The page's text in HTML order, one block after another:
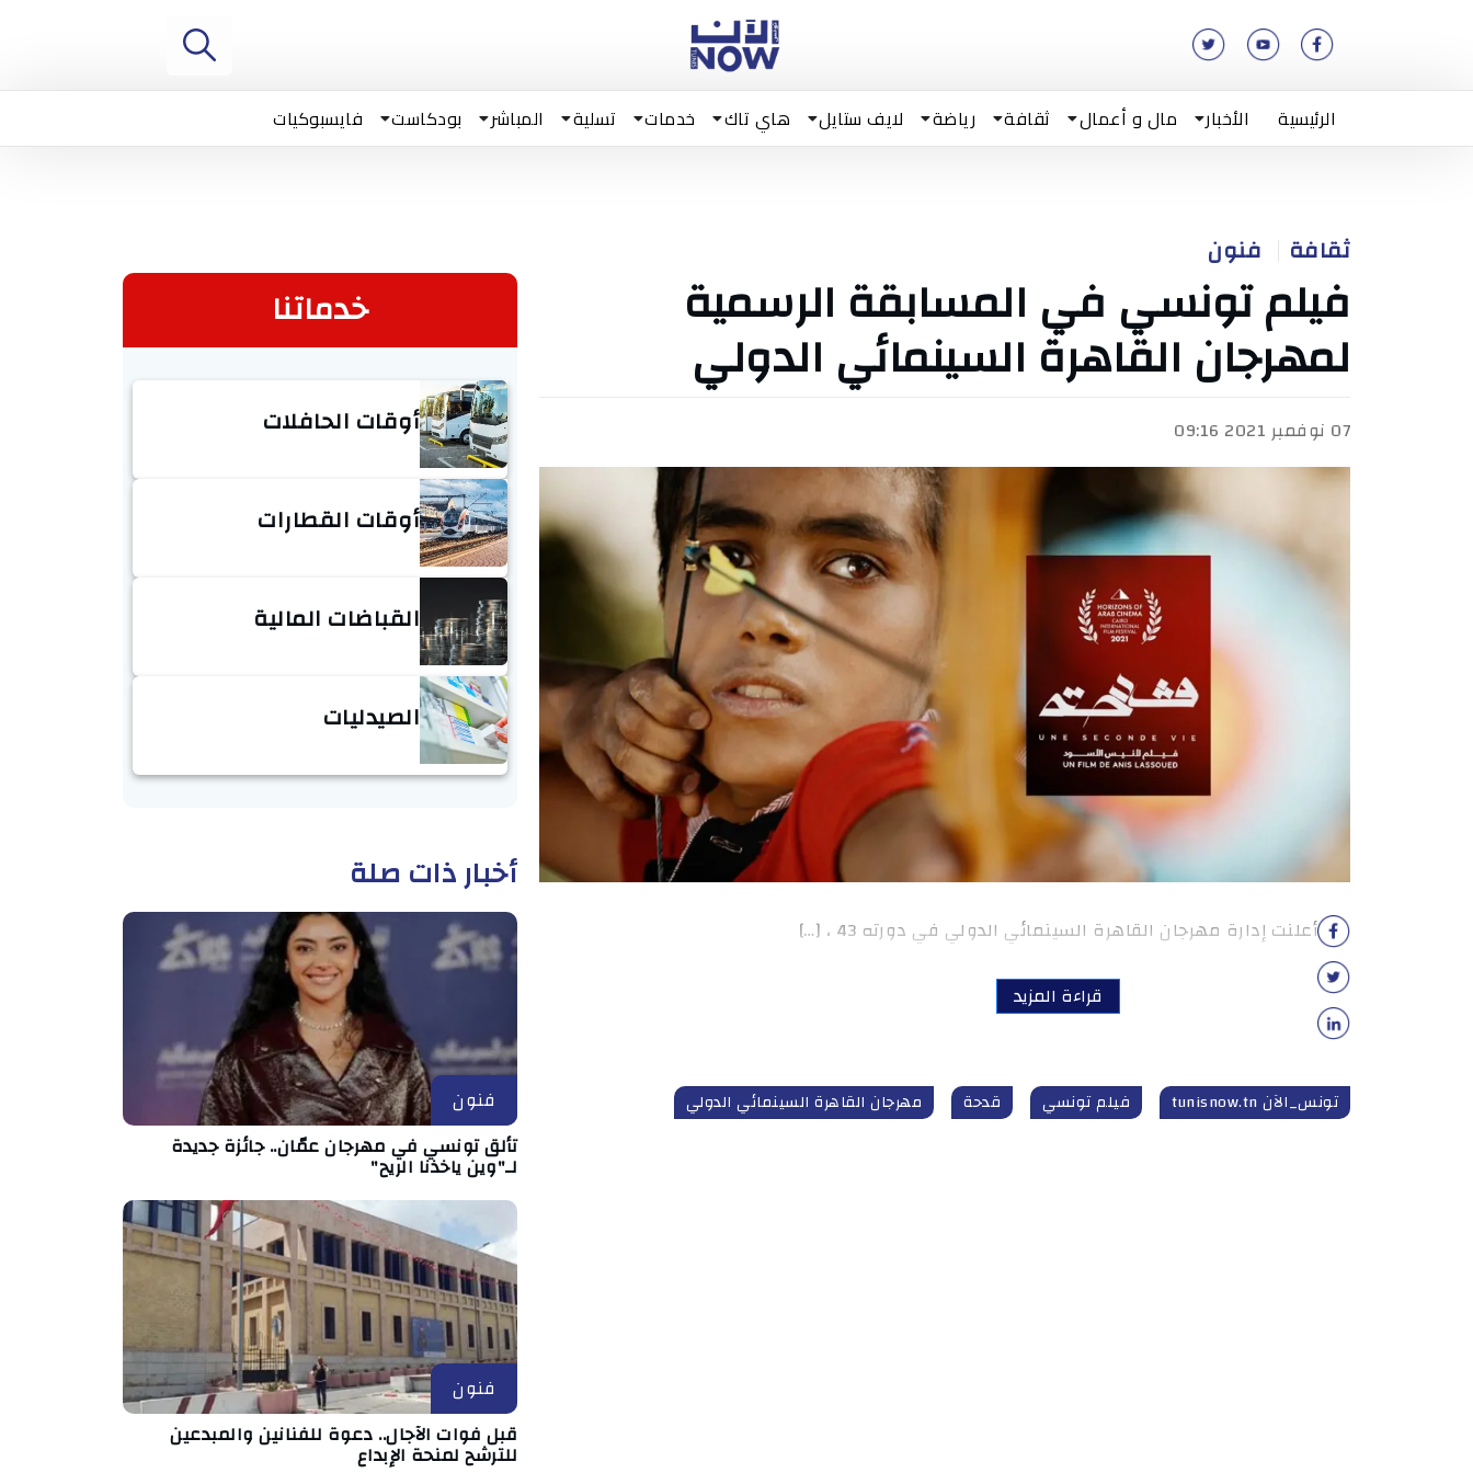
الرئيسية الأخبار مال و أعمال ثقافة رياضة لايف ستايل هاي تاك خدمات تسلية المباشر بودكاست فايسبوكيات
ثقافة فنون
فيلم تونسي في المسابقة الرسمية
لمهرجان القاهرة السينمائي الدولي
07 نوفمبر 2021 09:16
أعلنت إدارة مهرجان القاهرة السينمائي الدولي في دورته 43 ، […]
قراءة المزيد
تونس_الآن tunisnow.tn فيلم تونسي قدحة مهرجان القاهرة السينمائي الدولي
خدماتنا
أوقات الحافلات
أوقات القطارات
القباضات المالية
الصيدليات
أخبار ذات صلة
فنون
تألق تونسي في مهرجان عمّان.. جائزة جديدة
لـ"وين ياخذنا الريح"
فنون
قبل فوات الآجال.. دعوة للفنانين والمبدعين
للترشح لمنحة الإبداع